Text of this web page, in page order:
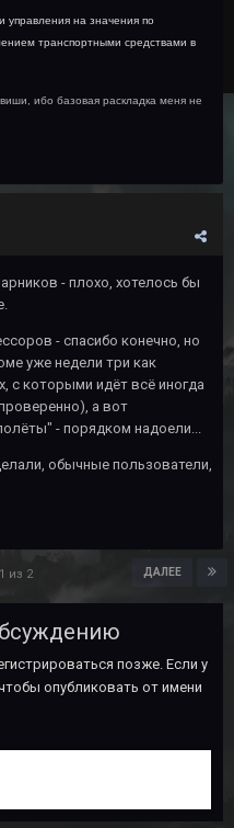
управления на значения по
транспортными средствами в
ибо базовая раскладка меня не
- плохо, хотелось бы
- спасибо конечно, но
уже недели три как
с которыми идёт всё иногда
а вот
- порядком надоели...
обычные пользователи,
ДАЛЕЕ
из 2
позже. Если у
опубликовать от имени